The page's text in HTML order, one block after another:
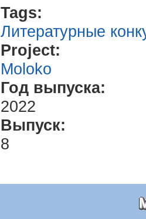
Tags:
Литературные
Project:
Moloko
Год выпуска:
2022
Выпуск:
8